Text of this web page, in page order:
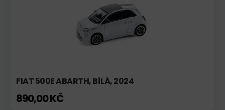
FIAT 500E ABARTH, BÍLÁ, 2024
890,00 KČ